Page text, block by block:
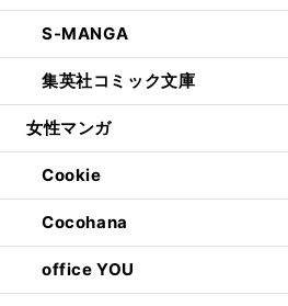
S-MANGA
集英社コミック文庫
女性マンガ
Cookie
Cocohana
office YOU